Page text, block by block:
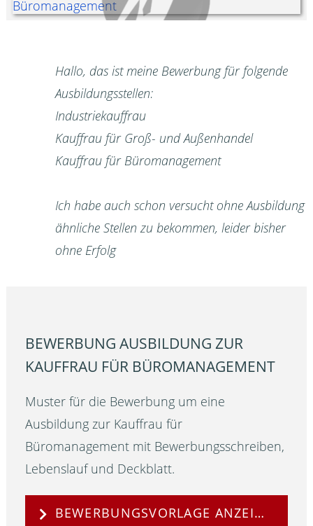
Hallo, das ist meine Bewerbung für folgende
Ausbildungsstellen:
Industriekauffrau
Kauffrau für Groß- und Außenhandel
Kauffrau für Büromanagement
Ich habe auch schon versucht ohne Ausbildung
ähnliche Stellen zu bekommen, leider bisher
ohne Erfolg
BEWERBUNG AUSBILDUNG ZUR
KAUFFRAU FÜR BÜROMANAGEMENT
Muster für die Bewerbung um eine
Ausbildung zur Kauffrau für
Büromanagement mit Bewerbungsschreiben,
Lebenslauf und Deckblatt.
BEWERBUNGSVORLAGE ANZEIGEN